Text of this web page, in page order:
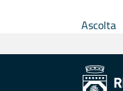
Ascolta